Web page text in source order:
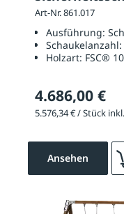
Nestschaukel
Art-Nr. 861.017
Ausführung:
Schaukelanzahl:
Holzart: FSC®
4.686,00 €
Ansehen